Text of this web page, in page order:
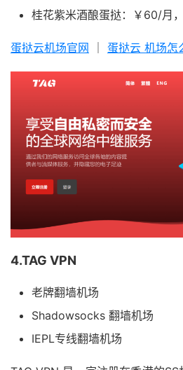
桂花紫米酒酿蛋挞：￥60/月，
蛋挞云机场官网 蛋挞云 机场怎
4.TAG VPN
老牌翻墙机场
Shadowsocks 翻墙机场
IEPL专线翻墙机场